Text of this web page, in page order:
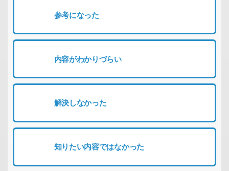
参考になった
内容がわかりづらい
解決しなかった
知りたい内容ではなかった